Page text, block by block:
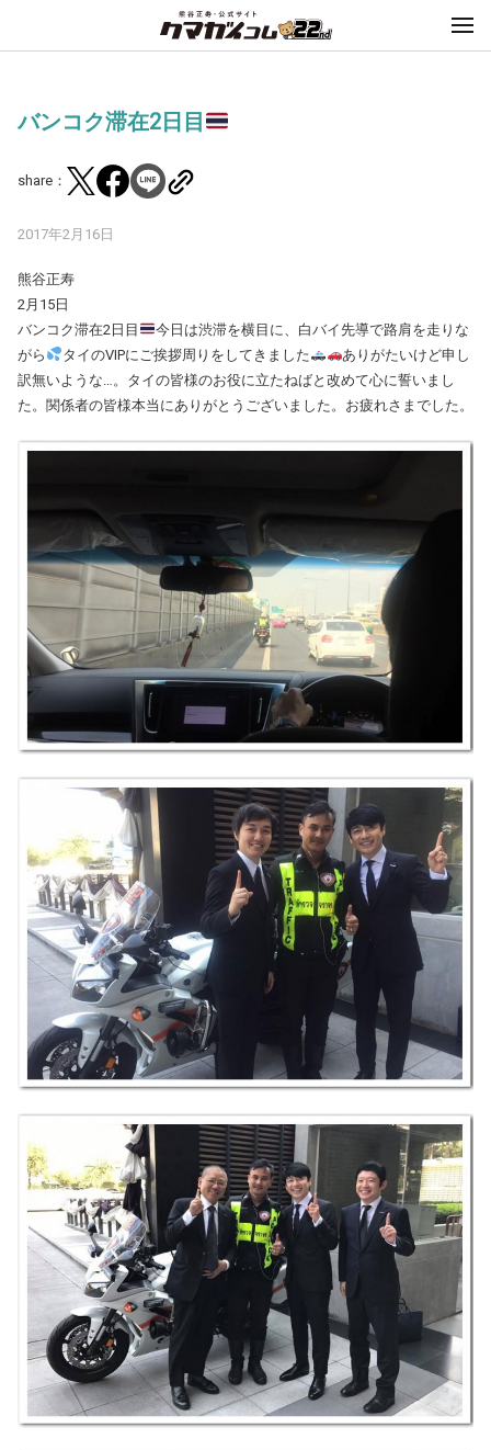
バンコク滞在2日目
share：
2017年2月16日
熊谷正寿
2月15日
バンコク滞在2日目
今日は渋滞を横目に、白バイ先導で路肩を走りな
がら
タイのVIPにご挨拶周りをしてきました
ありがたいけど申し
訳無いような…。タイの皆様のお役に立たねばと改めて心に誓いまし
た。関係者の皆様本当にありがとうございました。お疲れさまでした。